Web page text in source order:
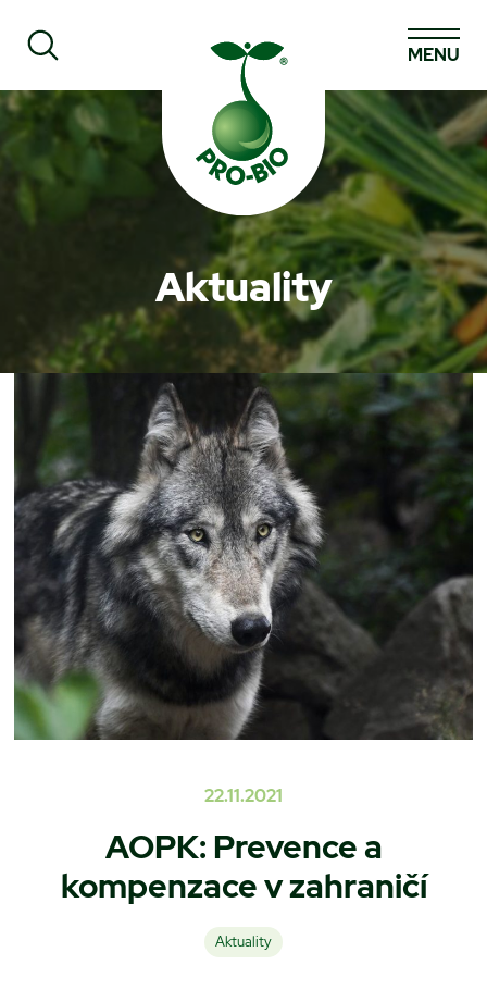
Prohledat PRO-BIO
MENU
Aktuality
22.11.2021
AOPK: Prevence a
kompenzace v zahraničí
Aktuality